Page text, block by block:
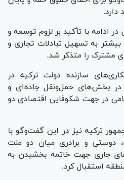
دارد.
ادامه با تأکید بر لزوم توسعه و
بیشتر به تسهیل تبادلات تجاری و
مشترک را متذکر شد.
سازنده دولت ترکیه در
در بخش‌های حمل‌ونقل جاده‌ای و
گامی در جهت شکوفایی اقتصادی دو
ترکیه نیز در این گفت‌و‌گو با
دوستی و برادری میان دو ملت
جاری جهت خاتمه بخشیدن به
استقبال کرد.